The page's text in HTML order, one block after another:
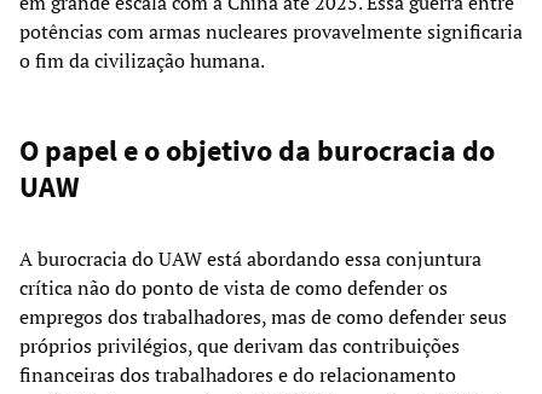
potências com armas nucleares provavelmente significaria
o fim da civilização humana.
O papel e o objetivo da burocracia do
UAW
A burocracia do UAW está abordando essa conjuntura
crítica não do ponto de vista de como defender os
empregos dos trabalhadores, mas de como defender seus
próprios privilégios, que derivam das contribuições
financeiras dos trabalhadores e do relacionamento